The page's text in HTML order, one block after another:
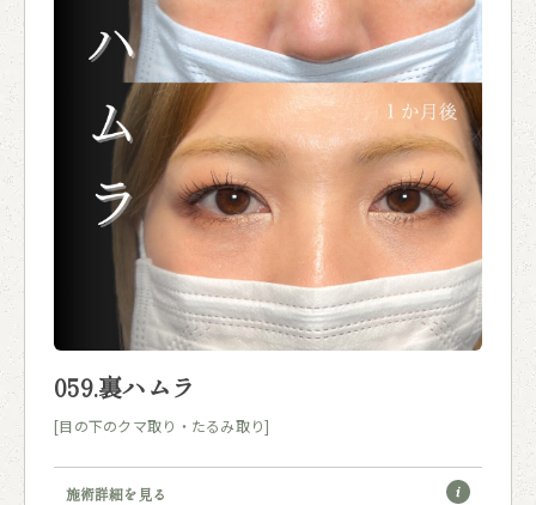
059.裏ハムラ
[目の下のクマ取り・たるみ取り]
施術詳細を見る